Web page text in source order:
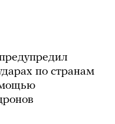
по странам